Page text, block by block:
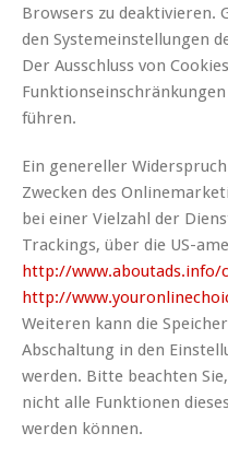
Browsers zu deaktivieren.
den Systemeinstellungen
Der Ausschluss von
führen.
Ein genereller
Zwecken des
bei einer Vielzahl der
Trackings, über die US-
http://www.aboutads.info/
http://
Weiteren kann die
Abschaltung in den
werden. Bitte beachten
nicht alle Funktionen
werden können.